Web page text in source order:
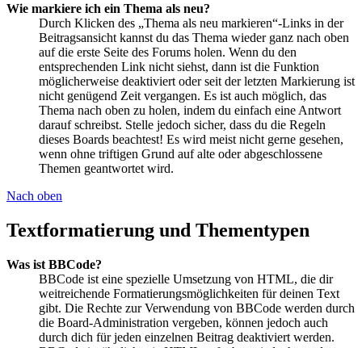
Wie markiere ich ein Thema als neu?
Durch Klicken des „Thema als neu markieren“-Links in der
Beitragsansicht kannst du das Thema wieder ganz nach oben
auf die erste Seite des Forums holen. Wenn du den
entsprechenden Link nicht siehst, dann ist die Funktion
möglicherweise deaktiviert oder seit der letzten Markierung ist
nicht genügend Zeit vergangen. Es ist auch möglich, das
Thema nach oben zu holen, indem du einfach eine Antwort
darauf schreibst. Stelle jedoch sicher, dass du die Regeln
dieses Boards beachtest! Es wird meist nicht gerne gesehen,
wenn ohne triftigen Grund auf alte oder abgeschlossene
Themen geantwortet wird.
Nach oben
Textformatierung und Thementypen
Was ist BBCode?
BBCode ist eine spezielle Umsetzung von HTML, die dir
weitreichende Formatierungsmöglichkeiten für deinen Text
gibt. Die Rechte zur Verwendung von BBCode werden durch
die Board-Administration vergeben, können jedoch auch
durch dich für jeden einzelnen Beitrag deaktiviert werden.